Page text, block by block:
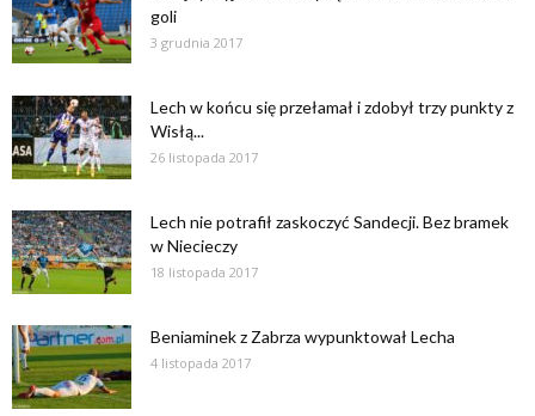
goli
3 grudnia 2017
Lech w końcu się przełamał i zdobył trzy punkty z
Wisłą...
26 listopada 2017
Lech nie potrafił zaskoczyć Sandecji. Bez bramek
w Niecieczy
18 listopada 2017
Beniaminek z Zabrza wypunktował Lecha
4 listopada 2017